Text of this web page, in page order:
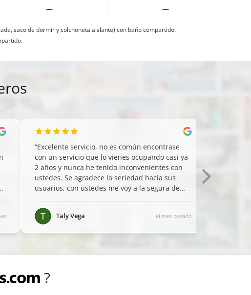
— —
saco de dormir y colchoneta aislante) con baño compartido.
“Excelente servicio, no es común encontrase
con un servicio que lo vienes ocupando casi ya
2 años y nunca he tenido inconvenientes con
ustedes. Se agradece la seriedad hacia sus
usuarios, con ustedes me voy a la segura de
Taly Vega el mes pasado
?